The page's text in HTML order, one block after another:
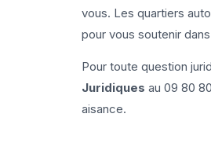
vous. Les quartiers
pour vous soutenir
Pour toute question
Juridiques au 09 80
aisance.